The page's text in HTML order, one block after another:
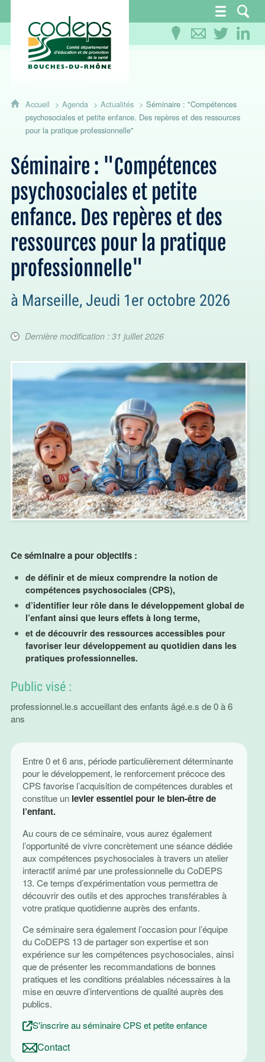
CoDEPS 13 - Comité départemental
Accueil Agenda Actualités
Séminaire : "Compétences
psychosociales et petite enfance. Des repères et des ressources
pour la pratique professionnelle"
Séminaire : "Compétences
psychosociales et petite
enfance. Des repères et des
ressources pour la pratique
professionnelle"
à Marseille, Jeudi 1er octobre 2026
Dernière modification : 31 juillet 2026
Ce séminaire a pour objectifs :
de définir et de mieux comprendre la notion de
compétences psychosociales (CPS),
d’identifier leur rôle dans le développement global de
l’enfant ainsi que leurs effets à long terme,
et de découvrir des ressources accessibles pour
favoriser leur développement au quotidien dans les
pratiques professionnelles.
Public visé :
professionnel.le.s accueillant des enfants âgé.e.s de 0 à 6
ans
Entre 0 et 6 ans, période particulièrement déterminante
pour le développement, le renforcement précoce des
CPS favorise l’acquisition de compétences durables et
constitue unlevier essentiel pour le bien-être de
l’enfant.
Au cours de ce séminaire, vous aurez également
l’opportunité de vivre concrètement une séance dédiée
aux compétences psychosociales à travers un atelier
interactif animé par une professionnelle du CoDEPS
13. Ce temps d’expérimentation vous permettra de
découvrir des outils et des approches transférables à
votre pratique quotidienne auprès des enfants.
Ce séminaire sera également l’occasion pour l’équipe
du CoDEPS 13 de partager son expertise et son
expérience sur les compétences psychosociales, ainsi
que de présenter les recommandations de bonnes
pratiques et les conditions préalables nécessaires à la
mise en œuvre d’interventions de qualité auprès des
publics.
S'inscrire au séminaire CPS et petite enfance
Contact